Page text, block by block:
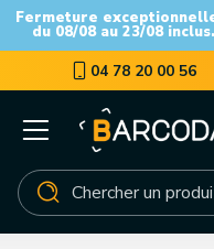
Fermeture
du 08/08 au 23/08
04 78 20 00 56